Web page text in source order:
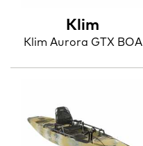
Klim
Klim Aurora GTX BOA